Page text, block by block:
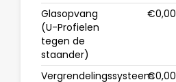
Glasopvang
(U-Profielen
tegen de
staander)
€0,00
Vergrendelingssysteem€0,00